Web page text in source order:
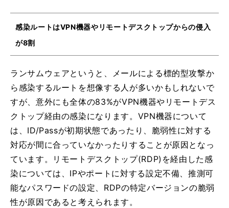
感染ルートはVPN機器やリモートデスクトップからの侵入
が8割
ランサムウェアというと、メールによる標的型攻撃か
ら感染するルートを想像する人が多いかもしれないで
すが、意外にも全体の83%がVPN機器やリモートデス
クトップ経由の感染になります。VPN機器について
は、ID/Passが初期状態であったり、脆弱性に対する
対応が間に合っていなかったりすることが原因となっ
ています。リモートデスクトップ(RDP)を経由した感
染については、IPやポートに対する設定不備、推測可
能なパスワードの設定、RDPの特定バージョンの脆弱
性が原因であると考えられます。